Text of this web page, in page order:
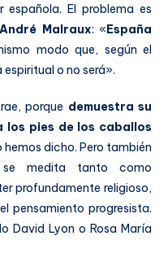
El problema es
André Malraux: «España
modo que, según el
o no será».
porque demuestra su
los pies de los caballos
hemos dicho. Pero también
medita tanto como
profundamente religioso,
pensamiento progresista.
David Lyon o Rosa María